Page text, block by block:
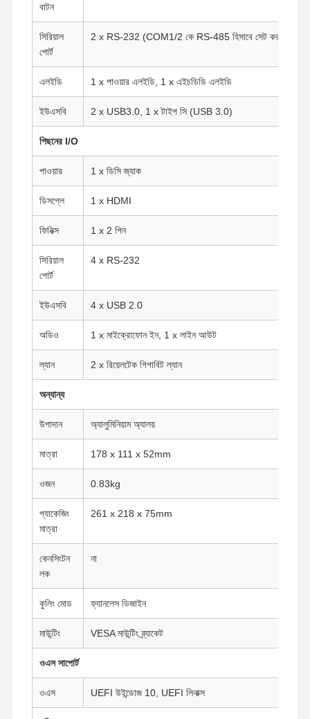
মান নিয়ন্ত্রণ
ফায়ারওয়াল মিনি পিসি
ইন্ডাস্ট্রিয়াল মিনি পিসি
1U র্যাকমাউন্ট পিসি
POE মিনি পিসি
এনএএস মিনি পিসি
সেলারন মিনি পিসি
কোর মিনি পিসি
অফিস মিনি পিসি
ইন্ডাস্ট্রিয়াল মাদারবোর্ড
ফায়ারওয়াল মাদারবোর্ড
বাটন
সিরিয়াল
পোর্ট
2 x RS-232 (COM1/2 কে RS-485 হিসাবে সেট করা যেতে
এলইডি 1 x পাওয়ার এলইডি, 1 x এইচডিডি এলইডি
ইউএসবি 2 x USB3.0, 1 x টাইপ সি (USB 3.0)
পিছনের I/O
পাওয়ার 1 x ডিসি জ্যাক
ডিসপ্লে 1 x HDMI
ফিনিক্স 1 x 2 পিন
সিরিয়াল
পোর্ট
4 x RS-232
ইউএসবি 4 x USB 2.0
অডিও 1 x মাইক্রোফোন ইন, 1 x লাইন আউট
ল্যান 2 x রিয়েলটেক গিগাবিট ল্যান
অন্যান্য
উপাদান অ্যালুমিনিয়াম অ্যালয়
মাত্রা 178 x 111 x 52mm
ওজন 0.83kg
প্যাকেজিং
মাত্রা
261 x 218 x 75mm
কেনসিংটন
লক
না
কুলিং মোড ফ্যানলেস ডিজাইন
মাউন্টিং VESA মাউন্টিং ব্র্যাকেট
ওএস সাপোর্ট
ওএস UEFI উইন্ডোজ 10, UEFI লিনাক্স